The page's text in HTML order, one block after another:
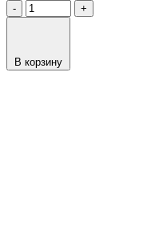
- +
В корзину